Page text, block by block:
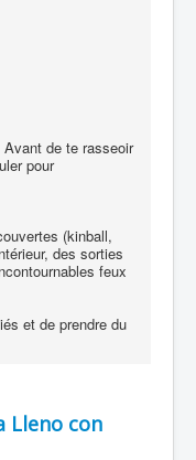
de te rasseoir
pour
(kinball,
des sorties
feux
et de prendre du
Lleno con